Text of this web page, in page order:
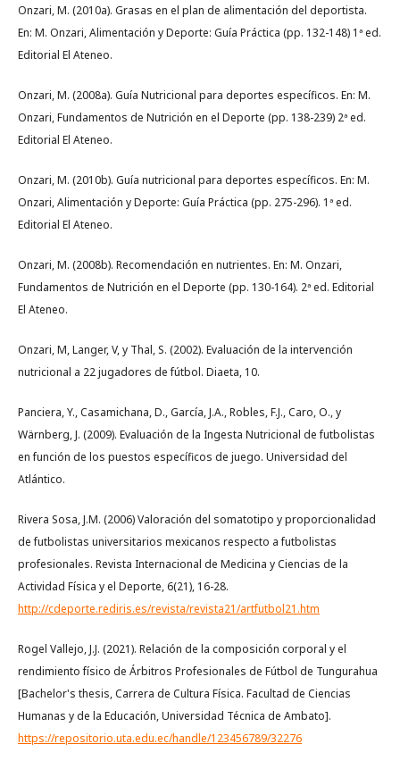
Onzari, M. (2010a). Grasas en el plan de alimentación del deportista.
En: M. Onzari, Alimentación y Deporte: Guía Práctica (pp. 132-148) 1ª ed.
Editorial El Ateneo.
Onzari, M. (2008a). Guía Nutricional para deportes específicos. En: M.
Onzari, Fundamentos de Nutrición en el Deporte (pp. 138-239) 2ª ed.
Editorial El Ateneo.
Onzari, M. (2010b). Guía nutricional para deportes específicos. En: M.
Onzari, Alimentación y Deporte: Guía Práctica (pp. 275-296). 1ª ed.
Editorial El Ateneo.
Onzari, M. (2008b). Recomendación en nutrientes. En: M. Onzari,
Fundamentos de Nutrición en el Deporte (pp. 130-164). 2ª ed. Editorial
El Ateneo.
Onzari, M, Langer, V, y Thal, S. (2002). Evaluación de la intervención
nutricional a 22 jugadores de fútbol. Diaeta, 10.
Panciera, Y., Casamichana, D., García, J.A., Robles, F.J., Caro, O., y
Wärnberg, J. (2009). Evaluación de la Ingesta Nutricional de futbolistas
en función de los puestos específicos de juego. Universidad del
Atlántico.
Rivera Sosa, J.M. (2006) Valoración del somatotipo y proporcionalidad
de futbolistas universitarios mexicanos respecto a futbolistas
profesionales. Revista Internacional de Medicina y Ciencias de la
Actividad Física y el Deporte, 6(21), 16-28.
http://cdeporte.rediris.es/revista/revista21/artfutbol21.htm
Rogel Vallejo, J.J. (2021). Relación de la composición corporal y el
rendimiento físico de Árbitros Profesionales de Fútbol de Tungurahua
[Bachelor's thesis, Carrera de Cultura Física. Facultad de Ciencias
Humanas y de la Educación, Universidad Técnica de Ambato].
https://repositorio.uta.edu.ec/handle/123456789/32276